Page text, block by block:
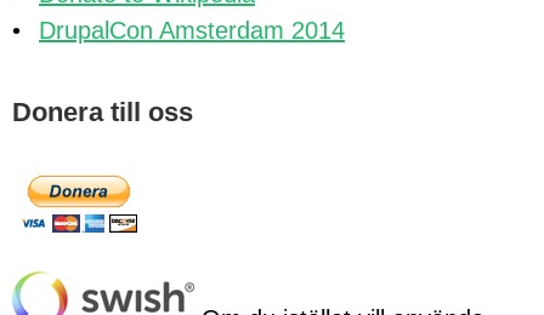
DrupalCon Amsterdam 2014
Donera till oss